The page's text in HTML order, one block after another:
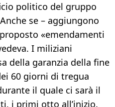
politico del gruppo
se – aggiungono
«emendamenti
I miliziani
della garanzia della fine
60 giorni di tregua
il quale ci sarà il
i primi otto all’inizio.